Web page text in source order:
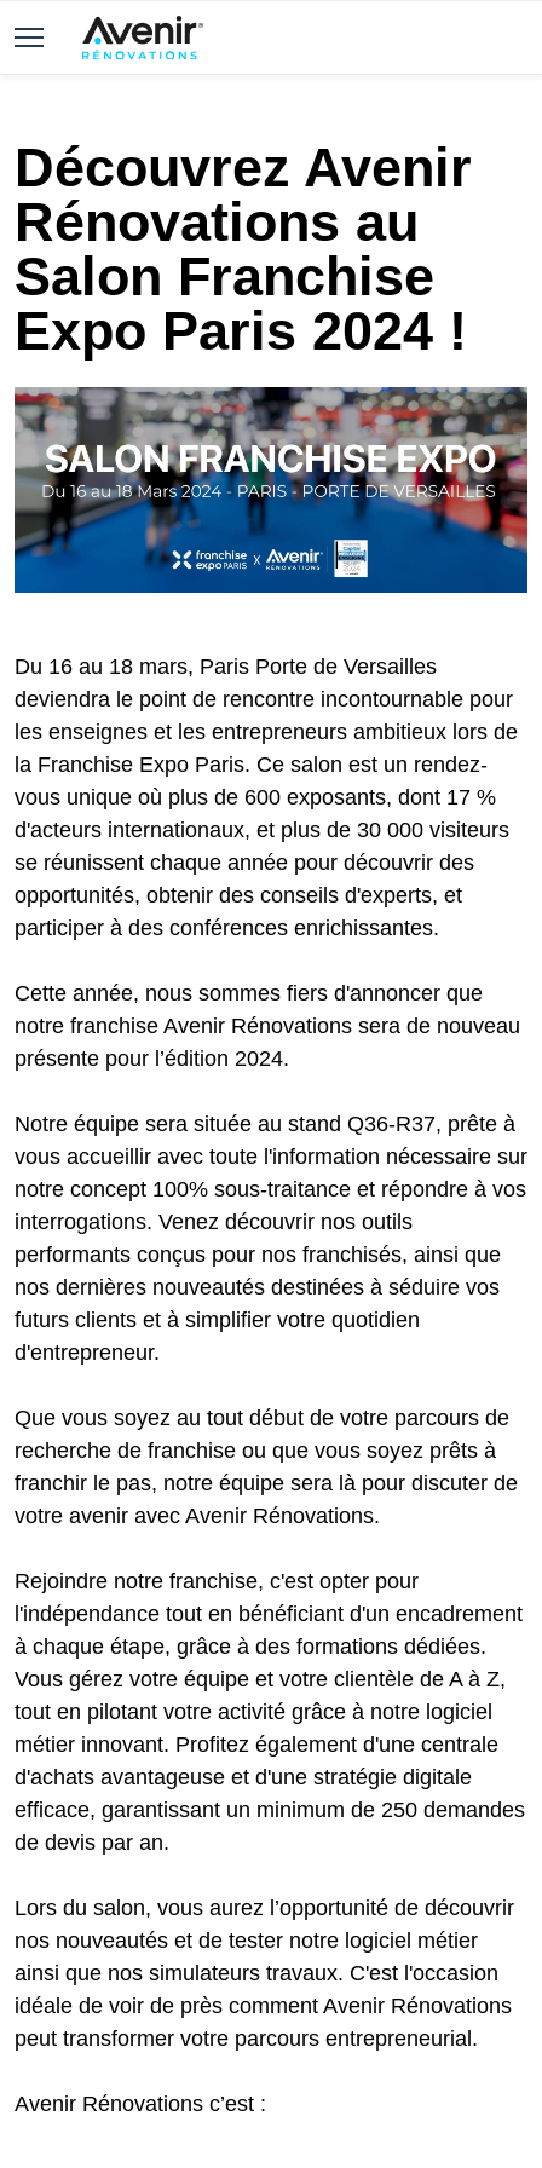
Découvrez Avenir
Rénovations au
Salon Franchise
Expo Paris 2024 !
Du 16 au 18 mars, Paris Porte de Versailles
deviendra le point de rencontre incontournable pour
les enseignes et les entrepreneurs ambitieux lors de
la Franchise Expo Paris. Ce salon est un rendez-
vous unique où plus de 600 exposants, dont 17 %
d'acteurs internationaux, et plus de 30 000 visiteurs
se réunissent chaque année pour découvrir des
opportunités, obtenir des conseils d'experts, et
participer à des conférences enrichissantes.
Cette année, nous sommes fiers d'annoncer que
notre franchise Avenir Rénovations sera de nouveau
présente pour l’édition 2024.
Notre équipe sera située au stand Q36-R37, prête à
vous accueillir avec toute l'information nécessaire sur
notre concept 100% sous-traitance et répondre à vos
interrogations. Venez découvrir nos outils
performants conçus pour nos franchisés, ainsi que
nos dernières nouveautés destinées à séduire vos
futurs clients et à simplifier votre quotidien
d'entrepreneur.
Que vous soyez au tout début de votre parcours de
recherche de franchise ou que vous soyez prêts à
franchir le pas, notre équipe sera là pour discuter de
votre avenir avec Avenir Rénovations.
Rejoindre notre franchise, c'est opter pour
l'indépendance tout en bénéficiant d'un encadrement
à chaque étape, grâce à des formations dédiées.
Vous gérez votre équipe et votre clientèle de A à Z,
tout en pilotant votre activité grâce à notre logiciel
métier innovant. Profitez également d'une centrale
d'achats avantageuse et d'une stratégie digitale
efficace, garantissant un minimum de 250 demandes
de devis par an.
Lors du salon, vous aurez l’opportunité de découvrir
nos nouveautés et de tester notre logiciel métier
ainsi que nos simulateurs travaux. C'est l'occasion
idéale de voir de près comment Avenir Rénovations
peut transformer votre parcours entrepreneurial.
Avenir Rénovations c’est :